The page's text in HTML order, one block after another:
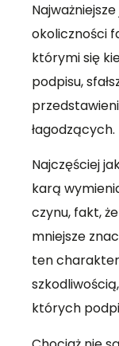
okoliczności
którymi się
podpisu,
łagodzących.
Najczęściej
karą
czynu, fakt,
mniejsze
ten
których